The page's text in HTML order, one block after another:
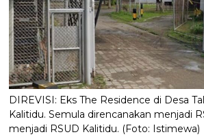
DIREVISI: Eks The Residence di Desa
Kalitidu. Semula direncanakan menjadi
menjadi RSUD Kalitidu. (Foto: Istimewa)